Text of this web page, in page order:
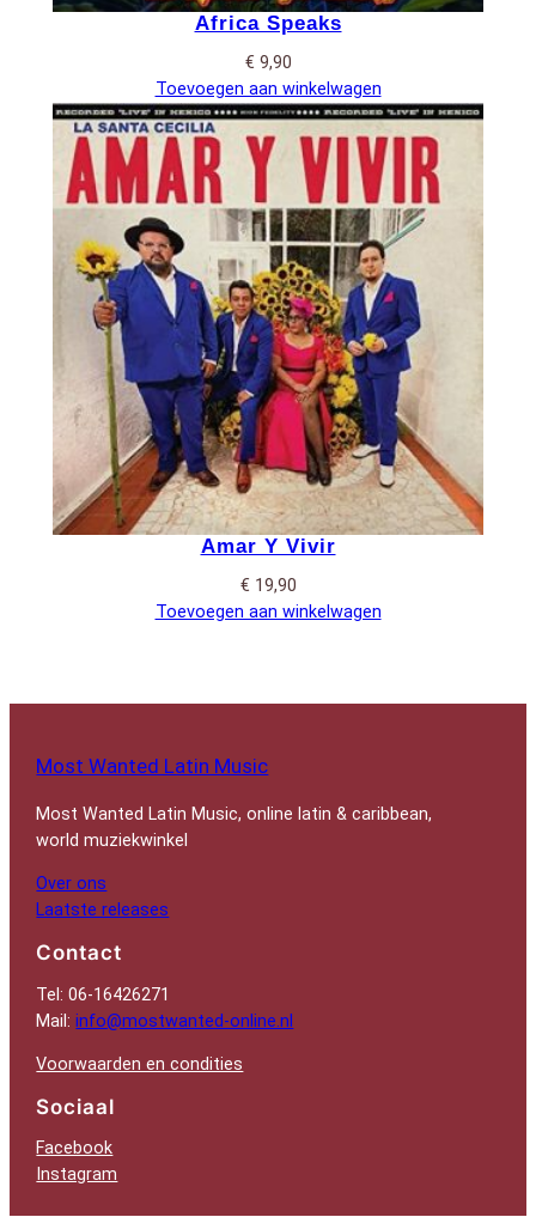
Africa Speaks
€ 9,90
Toevoegen aan winkelwagen
Amar Y Vivir
€ 19,90
Toevoegen aan winkelwagen
Most Wanted Latin Music
Most Wanted Latin Music, online latin & caribbean,
world muziekwinkel
Over ons
Laatste releases
Contact
Tel: 06-16426271
Mail:info@mostwanted-online.nl
Voorwaarden en condities
Sociaal
Facebook
Instagram